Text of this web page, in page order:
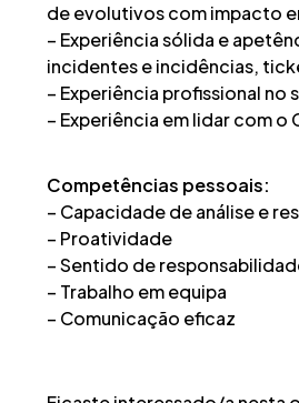
de evolutivos com impacto
– Experiência sólida e
incidentes e incidências,
– Experiência profissional
– Experiência em lidar com
Competências pessoais:
– Capacidade de análise e
– Proatividade
– Sentido de
– Trabalho em equipa
– Comunicação eficaz